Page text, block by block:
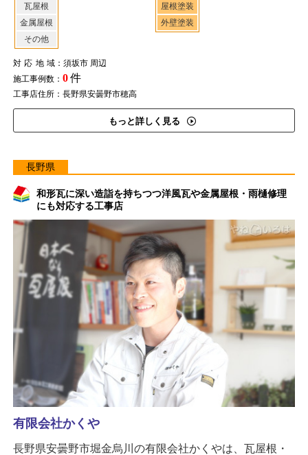
瓦屋根
金属屋根
その他
屋根塗装
外壁塗装
対応地域：須坂市 周辺
施工事例数： 0件
工事店住所：長野県安曇野市穂高
もっと詳しく見る
長野県
和形瓦に深い造詣を持ちつつ洋風瓦や金属屋根・雨樋修理
にも対応する工事店
有限会社かくや
長野県安曇野市堀金烏川の有限会社かくやは、瓦屋根・